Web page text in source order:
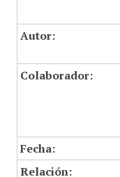
Autor:
Colaborador:
Fecha:
Relación: